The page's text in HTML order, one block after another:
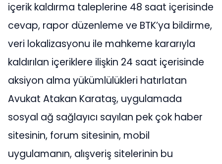
içerik kaldırma taleplerine 48 saat içerisinde
cevap, rapor düzenleme ve BTK’ya bildirme,
veri lokalizasyonu ile mahkeme kararıyla
kaldırılan içeriklere ilişkin 24 saat içerisinde
aksiyon alma yükümlülükleri hatırlatan
Avukat Atakan Karataş, uygulamada
sosyal ağ sağlayıcı sayılan pek çok haber
sitesinin, forum sitesinin, mobil
uygulamanın, alışveriş sitelerinin bu